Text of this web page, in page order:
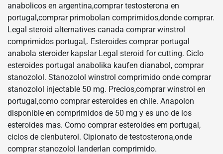
anabolicos en argentina,comprar testosterona en
portugal,comprar primobolan comprimidos,donde comprar.
Legal steroid alternatives canada comprar winstrol
comprimidos portugal,. Esteroides comprar portugal
anabola steroider kapslar Legal steroid for cutting. Ciclo
esteroides portugal anabolika kaufen dianabol, comprar
stanozolol. Stanozolol winstrol comprimido onde comprar
stanozolol injectable 50 mg. Precios,comprar winstrol en
portugal,como comprar esteroides en chile. Anapolon
disponible en comprimidos de 50 mg y es uno de los
esteroides mas. Como comprar esteroides em portugal,
ciclos de clenbuterol. Cipionato de testosterona,onde
comprar stanozolol landerlan comprimido.